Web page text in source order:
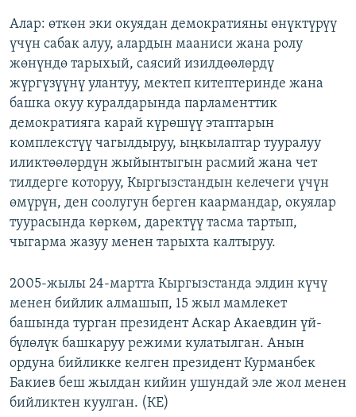
ЭЕ/АРнун бардык сайттары
Алар: өткөн эки окуядан демократияны өнүктүрүү
үчүн сабак алуу, алардын мааниси жана ролу
жөнүндө тарыхый, саясий изилдөөлөрдү
жүргүзүүнү улантуу, мектеп китептеринде жана
башка окуу куралдарында парламенттик
демократияга карай күрөшүү этаптарын
комплекстүү чагылдыруу, ыңкылаптар тууралуу
иликтөөлөрдүн жыйынтыгын расмий жана чет
тилдерге которуу, Кыргызстандын келечеги үчүн
өмүрүн, ден соолугун берген каармандар, окуялар
туурасында көркөм, даректүү тасма тартып,
чыгарма жазуу менен тарыхта калтыруу.
2005-жылы 24-мартта Кыргызстанда элдин күчү
менен бийлик алмашып, 15 жыл мамлекет
башында турган президент Аскар Акаевдин үй-
бүлөлүк башкаруу режими кулатылган. Анын
ордуна бийликке келген президент Курманбек
Бакиев беш жылдан кийин ушундай эле жол менен
бийликтен куулган. (КЕ)